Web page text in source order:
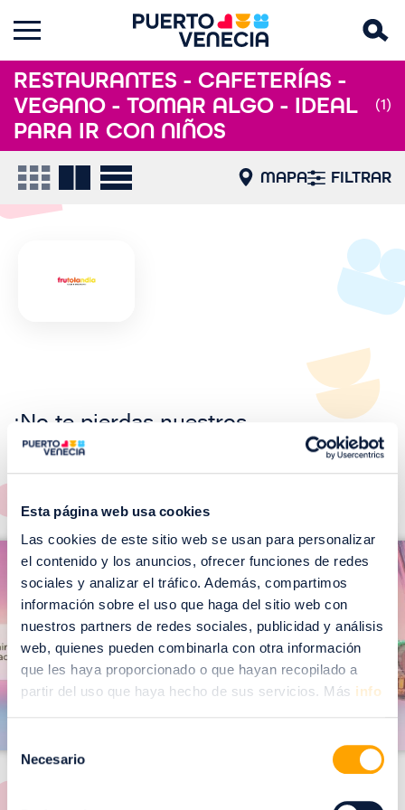
Esta página web usa cookies
Las cookies de este sitio web se usan para personalizar
el contenido y los anuncios, ofrecer funciones de redes
sociales y analizar el tráfico. Además, compartimos
información sobre el uso que haga del sitio web con
nuestros partners de redes sociales, publicidad y análisis
web, quienes pueden combinarla con otra información
que les haya proporcionado o que hayan recopilado a
partir del uso que haya hecho de sus servicios. Más info
consentimiento
Necesario
RESTAURANTES - CAFETERÍAS -
VEGANO - TOMAR ALGO - IDEAL
PARA IR CON NIÑOS
(1)
MAPA FILTRAR
¡No te pierdas nuestros
EVENTOS!
m
a
g
e
n
g
e